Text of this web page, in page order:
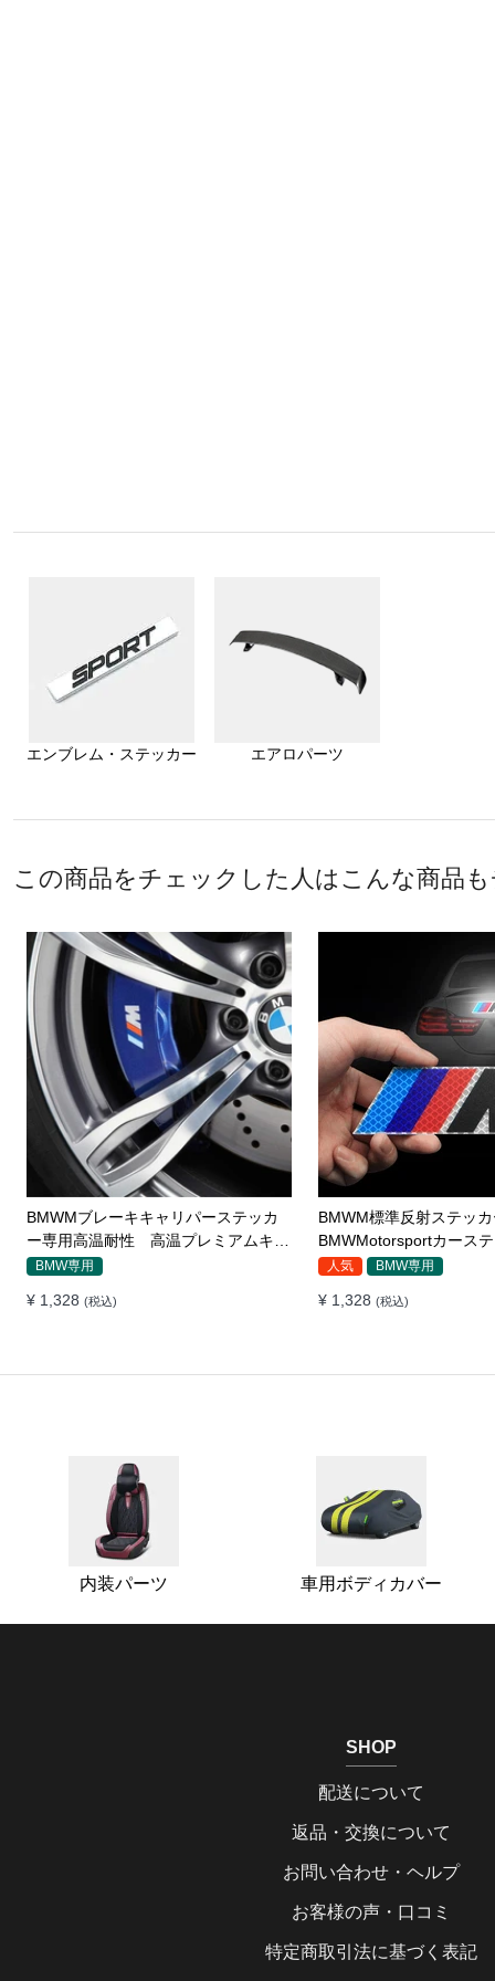
エンブレム・ステッカー エアロパーツ
この商品をチェックした人はこんな商品
【改文案可上架】CICIDOバンパース
テッカー ドアガード 衝突防止プロ
テクター 耐スクラッチ シリカゲル
人気 全車種対応
¥ 2,260 (税込)
CICIDO車のドアのペダ
ップドア保護の踏みつけ
全車種対応
¥ 2,384 (税込)
内装パーツ 車用ボディカバー
SHOP
配送について
返品・交換について
お問い合わせ・ヘルプ
お客様の声・口コミ
特定商取引法に基づく表記